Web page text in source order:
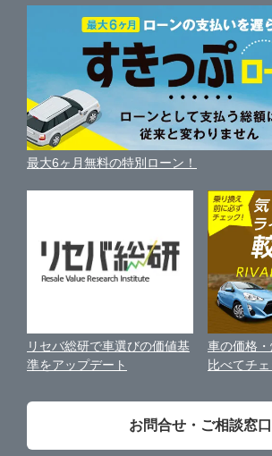
中古車人気ランキング
自動車ローンを調べる
ガリバーの自動車ローン
車買い替えの基礎知識
近くのお店で車を探す
車を売る時よくある質問
便利な査定サービス
中古車買取相場（毎月更新）
車の個人売買ガイド
新車・中古車カタログ
車の燃費を調べる
車種別クチコミ
車比較サイト
サイトマップ
サイトの使用条件
利用規約
保険代理店業務に関する基本方針
古物営業法に基づく表示
お客様の声
会社案内
最大6ヶ月無料の特別ローン！
リセバ総研で車選びの価値基
準をアップデート
車の価格
比べてチ
お問合せ・ご相談窓口